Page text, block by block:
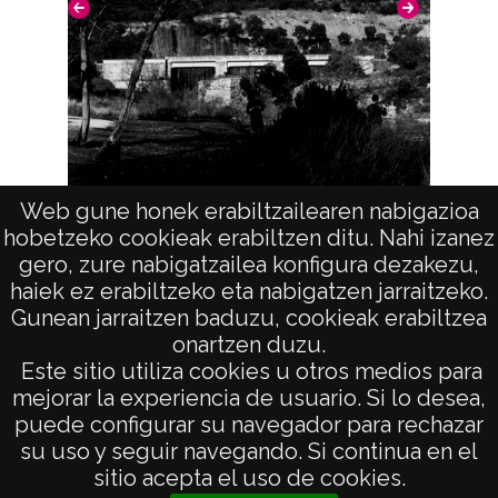
Web gune honek erabiltzailearen nabigazioa
hobetzeko cookieak erabiltzen ditu. Nahi izanez
gero, zure nabigatzailea konfigura dezakezu,
haiek ez erabiltzeko eta nabigatzen jarraitzeko.
Gunean jarraitzen baduzu, cookieak erabiltzea
onartzen duzu.
Este sitio utiliza cookies u otros medios para
mejorar la experiencia de usuario. Si lo desea,
puede configurar su navegador para rechazar
su uso y seguir navegando. Si continua en el
sitio acepta el uso de cookies.
CC BY-NC-SA 4.0
Puente de Arquijas (ZUÑIGA)
Puente
AVISO LEGAL
POLÍTICA DE PRIVACIDAD
ACCESIBILIDAD
ATENCIÓN CIUDADANA